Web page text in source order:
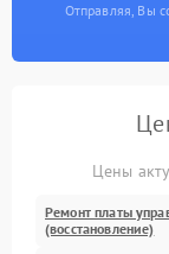
Отправляя, Вы
Цены
Ремонт платы
(восстановление)